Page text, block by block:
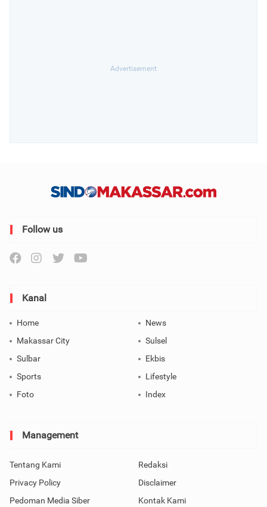
Follow us
Kanal
Home
News
Makassar City
Sulsel
Sulbar
Ekbis
Sports
Lifestyle
Foto
Index
Management
Tentang Kami
Redaksi
Privacy Policy
Disclaimer
Pedoman Media Siber
Kontak Kami